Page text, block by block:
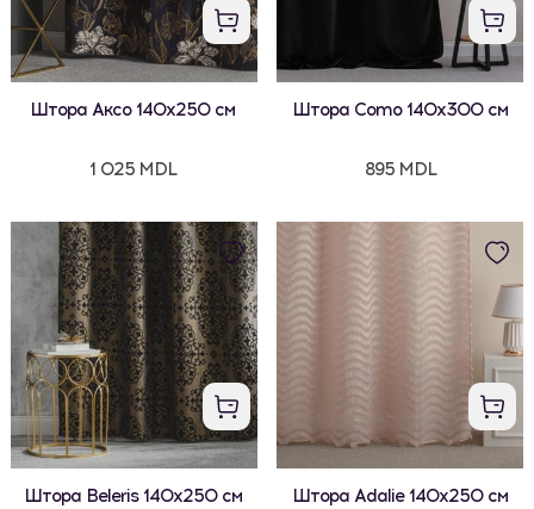
Штора Аксо 140x250 см
1 025 MDL
Штора Como 140x300 см
895 MDL
Штора Beleris 140x250 см Штора Adalie 140x250 см